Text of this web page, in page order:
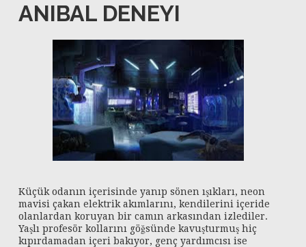
ANIBAL DENEYI
Küçük odanın içerisinde yanıp sönen ışıkları, neon
mavisi çakan elektrik akımlarını, kendilerini içeride
olanlardan koruyan bir camın arkasından izlediler.
Yaşlı profesör kollarını göğsünde kavuşturmuş hiç
kıpırdamadan içeri bakıyor, genç yardımcısı ise